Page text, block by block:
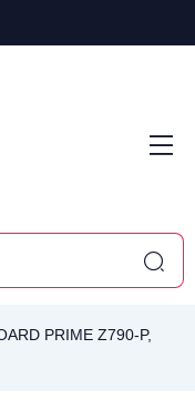
PRIME Z790-P,